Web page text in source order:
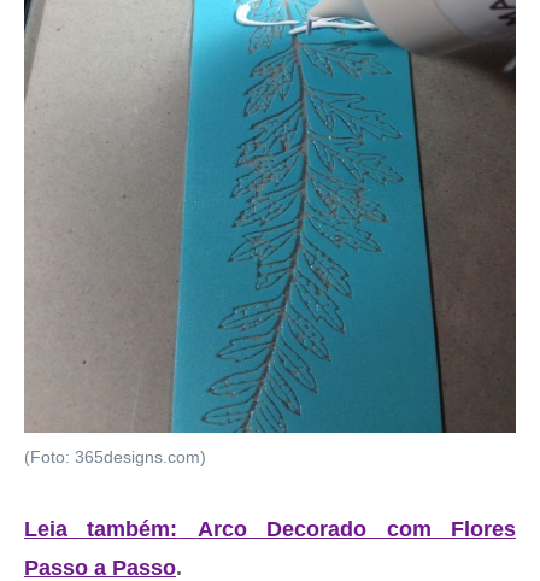
(Foto: 365designs.com)
Leia também:
Arco Decorado com Flores
Passo a Passo.